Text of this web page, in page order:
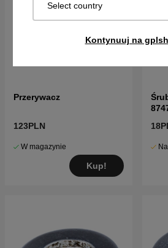
Select country
Kontynuuj na
Przerywacz
123PLN
W magazynie
Kup!